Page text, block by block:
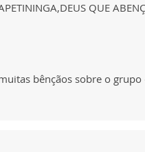
QUE
bênçãos sobre o